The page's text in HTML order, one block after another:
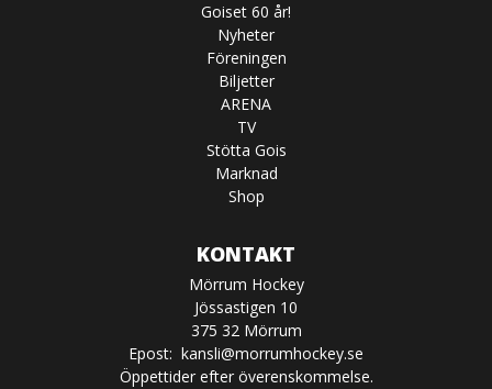
Goiset 60 år!
Nyheter
Föreningen
Biljetter
ARENA
TV
Stötta Gois
Marknad
Shop
KONTAKT
Mörrum Hockey
Jössastigen 10
375 32 Mörrum
Epost: kansli@morrumhockey.se
Öppettider efter överenskommelse.